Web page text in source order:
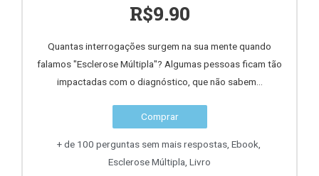
R$9.90
Quantas interrogações surgem na sua mente quando
falamos "Esclerose Múltipla"? Algumas pessoas ficam tão
impactadas com o diagnóstico, que não sabem...
Comprar
+ de 100 perguntas sem mais respostas, Ebook
Esclerose Múltipla Livro